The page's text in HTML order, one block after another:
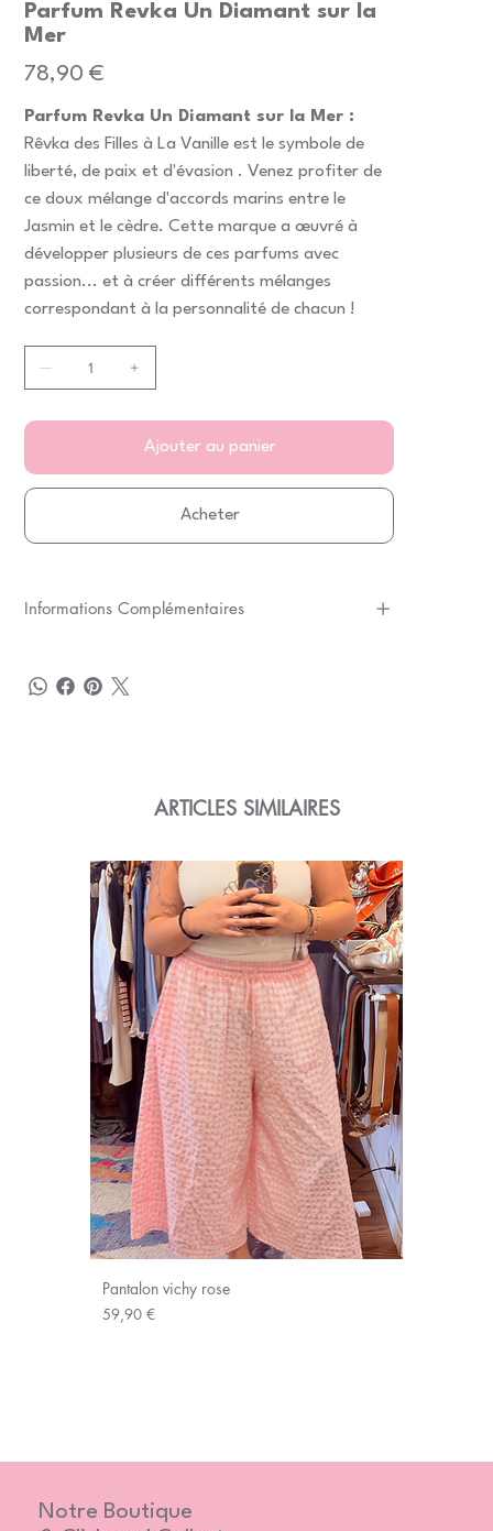
Parfum Revka Un Diamant sur la
Mer
Prix
78,90 €
Parfum Revka Un Diamant sur la Mer :
Rêvka des Filles à La Vanille est le symbole de
liberté, de paix et d'évasion . Venez profiter de
ce doux mélange d'accords marins entre le
Jasmin et le cèdre. Cette marque a œuvré à
développer plusieurs de ces parfums avec
passion... et à créer différents mélanges
correspondant à la personnalité de chacun !
Ajouter au panier
Acheter
Informations Complémentaires
ARTICLES SIMILAIRES
Pantalon vichy rose
Prix
59,90 €
Notre Boutique